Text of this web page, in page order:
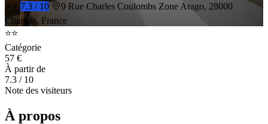
⭐⭐ 7.3 / 10
9 Rue Charles Coulombs Zone Arago, 28000
Chartres, France
⭐⭐
Catégorie
57 €
À partir de
7.3 / 10
Note des visiteurs
À propos